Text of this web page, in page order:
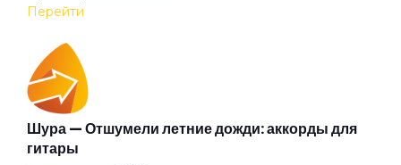
Барышня
Беги (2008)
Перейти
Шура — Отшумели летние дожди: аккорды для
гитары